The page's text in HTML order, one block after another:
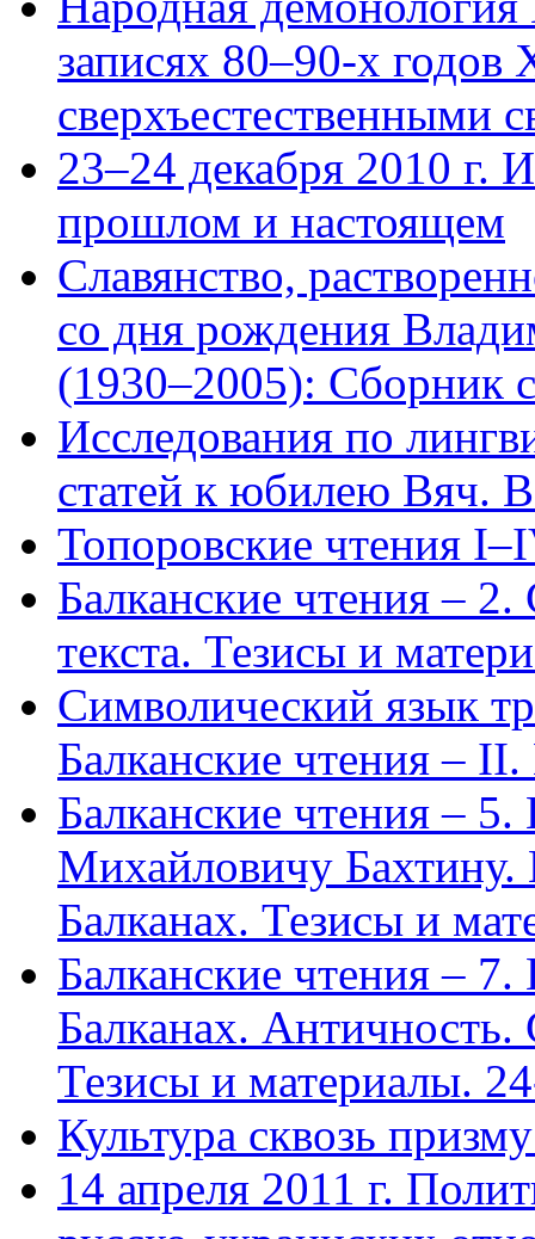
записях 80–90-х
сверхъестественными
23–24 декабря 2010 г.
прошлом и настоящем
Славянство,
со дня рождения
(1930–2005): Сборник
Исследования по
статей к юбилею Вяч.
Топоровские чтения
Балканские чтения –
текста. Тезисы и
Символический язык
Балканские чтения –
Балканские чтения –
Михайловичу Бахтину.
Балканах. Тезисы и
Балканские чтения –
Балканах. Античность.
Тезисы и материалы.
Культура сквозь
14 апреля 2011 г.